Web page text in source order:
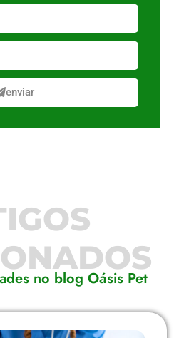
enviar
no blog Oásis Pet